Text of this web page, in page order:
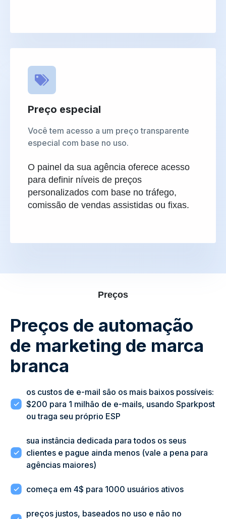
Preço especial
Você tem acesso a um preço transparente
especial com base no uso.
O painel da sua agência oferece acesso
para definir níveis de preços
personalizados com base no tráfego,
comissão de vendas assistidas ou fixas.
Preços
Preços de automação
de marketing de marca
branca
os custos de e-mail são os mais baixos possíveis:
$200 para 1 milhão de e-mails, usando Sparkpost
ou traga seu próprio ESP
sua instância dedicada para todos os seus
clientes e pague ainda menos (vale a pena para
agências maiores)
começa em 4$ para 1000 usuários ativos
preços justos, baseados no uso e não no